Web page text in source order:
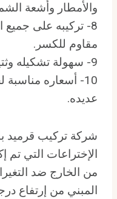
والأمطار وأشعة
8- تركيبه على جميع
مقاوم للكسر.
9- سهولة تشكيله وثتيه لأي شكل يرغب به العميل.
10- أسعاره مناسبة
عديده.
شركة تركيب قرميد
الإختراعات التي تم
من الخارج ضد
المبني من إرتفاع